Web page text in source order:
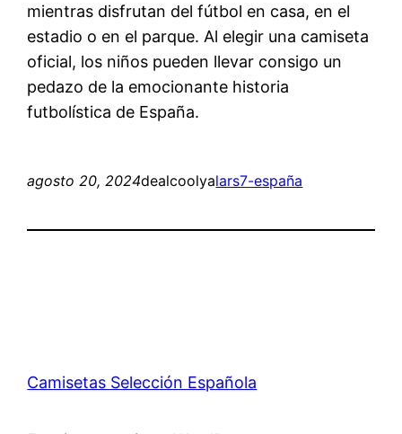
mientras disfrutan del fútbol en casa, en el
estadio o en el parque. Al elegir una camiseta
oficial, los niños pueden llevar consigo un
pedazo de la emocionante historia
futbolística de España.
agosto 20, 2024dealcoolyalars7-españa
Camisetas Selección Española